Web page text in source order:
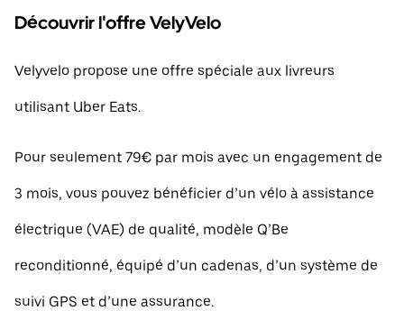
Découvrir l'offre VelyVelo
Velyvelo propose une offre spéciale aux livreurs
utilisant Uber Eats.
Pour seulement 79€ par mois avec un engagement de
3 mois, vous pouvez bénéficier d’un vélo à assistance
électrique (VAE) de qualité, modèle Q’Be
reconditionné, équipé d’un cadenas, d’un système de
suivi GPS et d’une assurance.